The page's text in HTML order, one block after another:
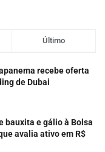
Último
recebe oferta
de Dubai
bauxita e gálio à Bolsa
avalia ativo em R$